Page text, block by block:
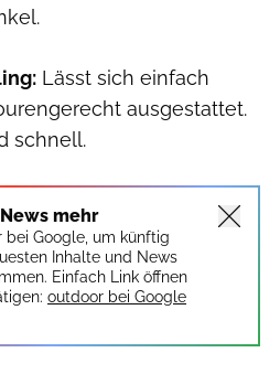
Lässt sich einfach
ausgestattet.
schnell.
mehr
bei Google, um künftig
Inhalte und News
Einfach Link öffnen
outdoor bei Google